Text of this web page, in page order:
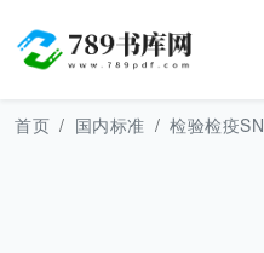
首页 国内标准 检验检疫SN